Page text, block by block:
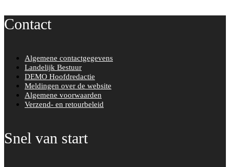
e
Contact
Algemene contactgegevens
Landelijk Bestuur
DEMO Hoofdredactie
Meldingen over de website
Algemene voorwaarden
Verzend- en retourbeleid
Snel van start